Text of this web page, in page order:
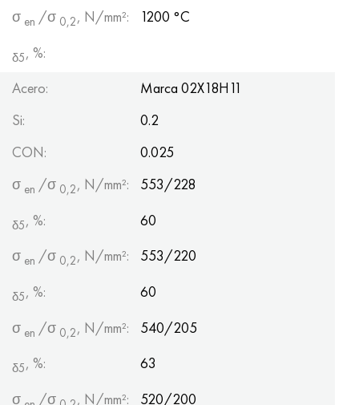
σ en /σ 0,2, N/mm²: 1200 °C
δ5, %:
Acero:
Marca 02Х18Н11
Si:
0.2
CON:
0.025
σ en /σ 0,2, N/mm²: 553/228
δ5, %:
60
σ en /σ 0,2, N/mm²: 553/220
δ5, %:
60
σ en /σ 0,2, N/mm²: 540/205
δ5, %:
63
σ
/σ , N/mm²: 520/200